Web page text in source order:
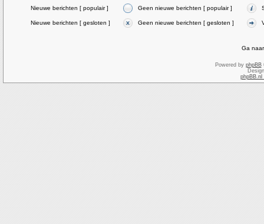
Nieuwe berichten [ populair ] Geen nieuwe berichten [ populair ]
Nieuwe berichten [ gesloten ] Geen nieuwe berichten [ gesloten ]
Ga
Powered by phpBB
phpBB.nl